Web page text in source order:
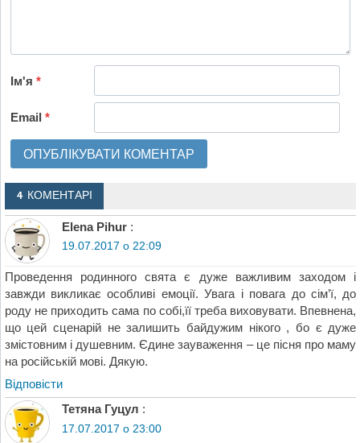
Ім'я*
Email*
4 КОМЕНТАРІ
Elena Pihur :
19.07.2017 о 22:09
Проведення родинного свята є дуже важливим заходом і
завжди викликає особливі емоції. Увага і повага до сім’ї, до
роду не приходить сама по собі,її треба виховувати. Впевнена,
що цей сценарій не залишить байдужим нікого , бо є дуже
змістовним і душевним. Єдине зауваження – це пісня про маму
на російській мові. Дякую.
Відповіcти
Тетяна Гуцул :
17.07.2017 о 23:00